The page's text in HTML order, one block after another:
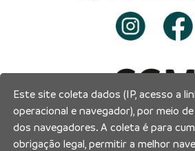
Este site coleta dados (IP, acesso a
operacional e navegador), por meio
dos navegadores. A coleta é para
obrigação legal, permitir a melhor